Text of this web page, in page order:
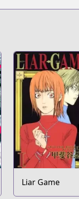
Liar Game